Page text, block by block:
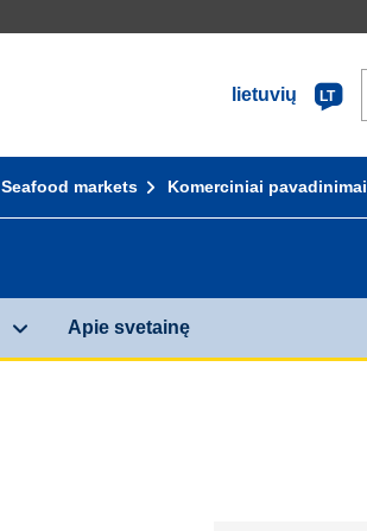
lietuvių
LT
Seafood markets Komerciniai pavadinimai
Apie svetainę